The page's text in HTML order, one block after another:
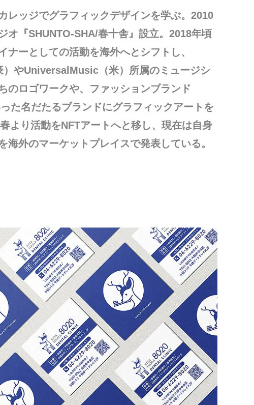
レッジでグラフィックデザインを学ぶ。2010
オ『SHUNTO-SHA/春十舎』設立。2018年頃
ナーとしての活動を海外へとシフトし、
やUniversalMusic（米）所属のミュージシ
のロゴワークや、ファッションブランド
た名だたるブランドにグラフィックアートを
より活動をNFTアートへと移し、現在は自身
海外のマーケットプレイスで発表している。